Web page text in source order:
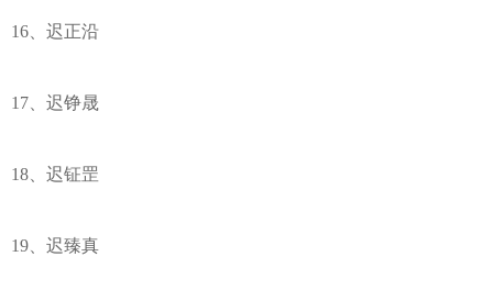
16、迟正沿
17、迟铮晟
18、迟钲罡
19、迟臻真